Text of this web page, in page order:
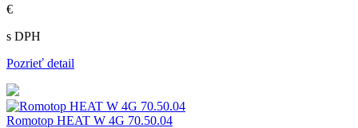
€
s DPH
Pozrieť detail
Romotop HEAT W 4G 70.50.04